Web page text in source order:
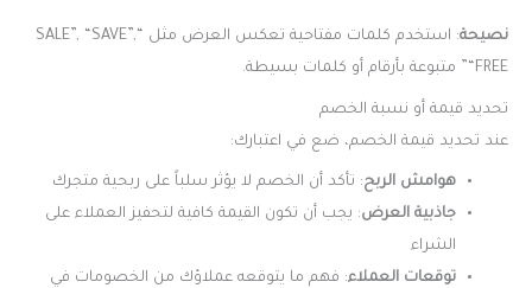
نصيحة
: استخدم كلمات مفتاحية تعكس العرض مثل “SALE”, “SAVE”,
“FREE” متبوعة بأرقام أو كلمات بسيطة.
تحديد قيمة أو نسبة الخصم
عند تحديد قيمة الخصم، ضع في اعتبارك:
هوامش الربح: تأكد أن الخصم لا يؤثر سلباً على ربحية متجرك
جاذبية العرض: يجب أن تكون القيمة كافية لتحفيز العملاء على
الشراء
توقعات العملاء: فهم ما يتوقعه عملاؤك من الخصومات في